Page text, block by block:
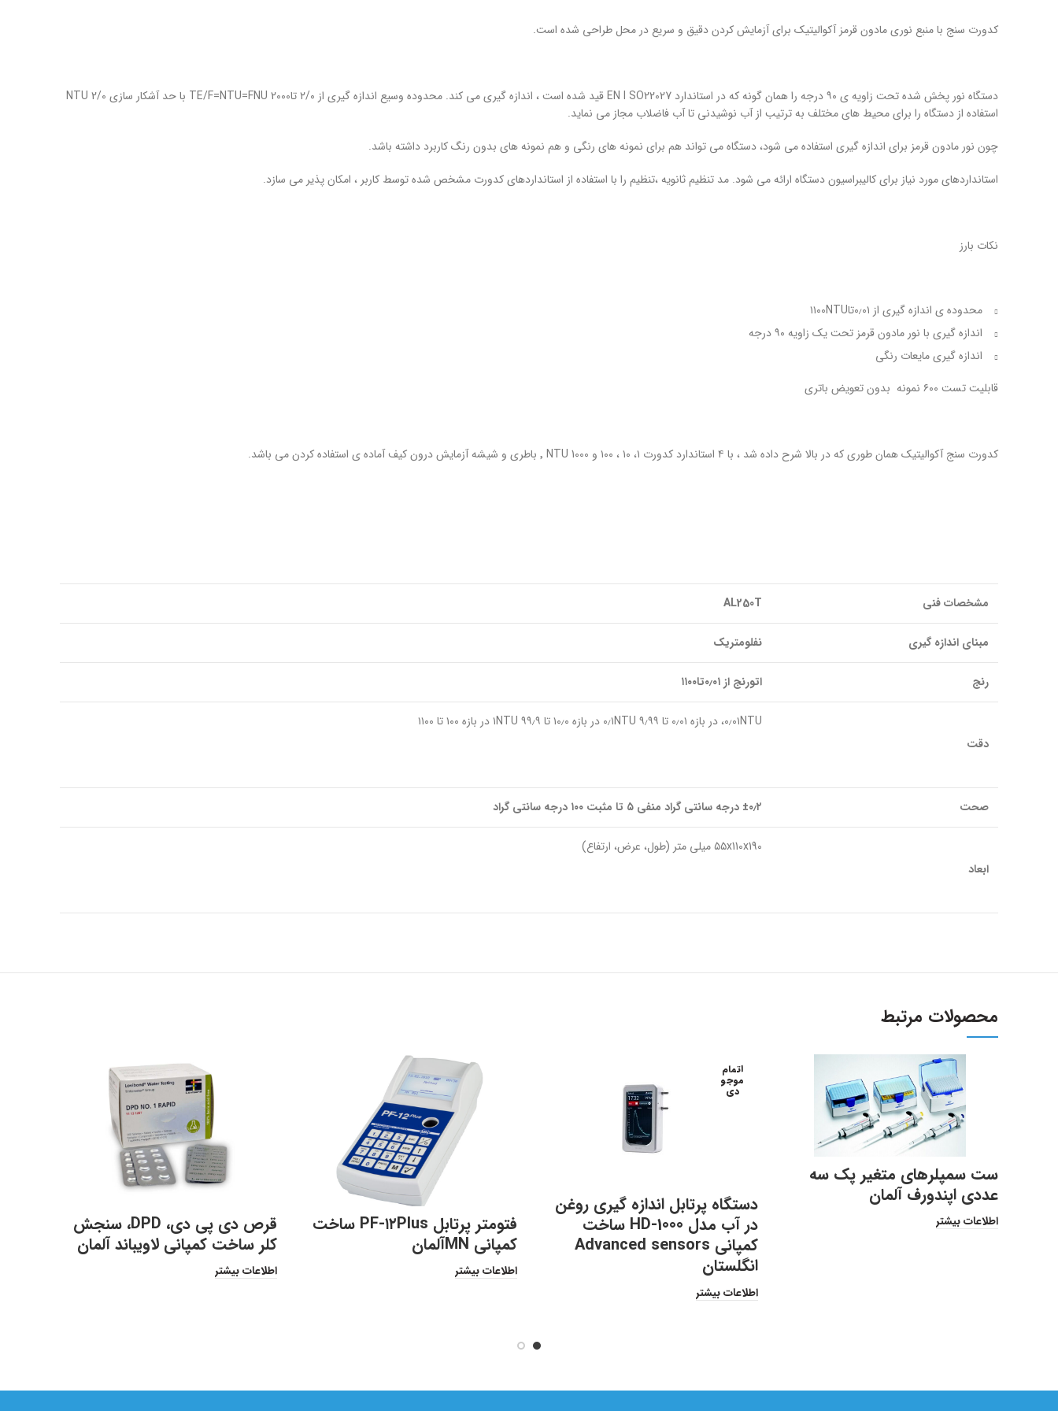
کدورت سنج با منبع نوری مادون قرمز آکوالیتیک برای آزمایش کردن دقیق و سریع در محل طراحی شده است.
دستگاه نور پخش شده تحت زاویه ی ۹۰ درجه را همان گونه که در استاندارد EN I SO22027 قید شده است ، اندازه گیری می کند. محدوده وسیع اندازه گیری از ۲/۰ تاTE/F=NTU=FNU 2000 با حد آشکار سازی NTU 2/0
استفاده از دستگاه را برای محیط های مختلف به ترتیب از آب نوشیدنی تا آب فاضلاب مجاز می نماید.
چون نور مادون قرمز برای اندازه گیری استفاده می شود، دستگاه می تواند هم برای نمونه های رنگی و هم نمونه های بدون رنگ کاربرد داشته باشد.
استانداردهای مورد نیاز برای کالیبراسیون دستگاه ارائه می شود. مد تنظیم ثانویه ،تنظیم را با استفاده از استانداردهای کدورت مشخص شده توسط کاربر ، امکان پذیر می سازد.
نکات بارز
محدوده ی اندازه گیری از ۰٫۰۱تا۱۱۰۰NTU
اندازه گیری با نور مادون قرمز تحت یک زاویه ۹۰ درجه
اندازه گیری مایعات رنگی
قابلیت تست ۶۰۰ نمونه بدون تعویض باتری
کدورت سنج آکوالیتیک همان طوری که در بالا شرح داده شد ، با ۴ استاندارد کدورت ۱، ۱۰ ، ۱۰۰ و NTU 1000 ٬ باطری و شیشه آزمایش درون کیف آماده ی استفاده کردن می باشد.
مشخصات فنی AL250T
مبنای اندازه گیری نفلومتریک
رنج اتورنج از ۰٫۰۱تا۱۱۰۰
دقت
۰٫۰۱NTU، در بازه ۰٫۰۱ تا ۹٫۹۹ ۰٫۱NTU در بازه ۱۰٫۰ تا ۹۹٫۹ ۱NTU در بازه ۱۰۰ تا ۱۱۰۰
صحت ±۰٫۲ درجه سانتی گراد منفی ۵ تا مثبت ۱۰۰ درجه سانتی گراد
ابعاد
۵۵x110x190 میلی متر (طول، عرض، ارتفاع)
محصولات مرتبط
ست سمپلرهای متغیر پک سه
عددی اپندورف آلمان
اطلاعات بیشتر
اتمام
موجو
دی
دستگاه پرتابل اندازه گیری روغن
در آب مدل HD-1000 ساخت
کمپانی Advanced sensors
انگلستان
اطلاعات بیشتر
فتومتر پرتابل PF‑۱۲Plus ساخت
کمپانی MNآلمان
اطلاعات بیشتر
قرص دی پی دی، DPD، سنجش
کلر ساخت کمپانی لاویباند آلمان
اطلاعات بیشتر